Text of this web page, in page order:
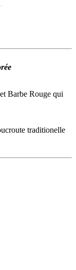
Barbe Rouge qui
traditionelle